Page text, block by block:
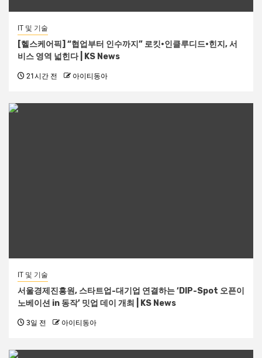
IT 및 기술
[헬스케어픽] “협업부터 인수까지” 로킷·인클루디드·힌지, 서
비스 영역 넓힌다 | KS News
21시간 전 아이티동아
IT 및 기술
서울경제진흥원, 스타트업-대기업 연결하는 ‘DIP-Spot 오픈이
노베이션 in 동작’ 밋업 데이 개최 | KS News
3일 전 아이티동아